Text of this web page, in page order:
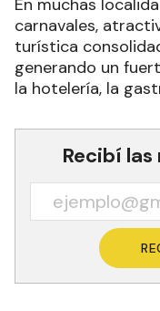
En muchas
carnavales,
turística
generando un
la hotelería, la
Recibí